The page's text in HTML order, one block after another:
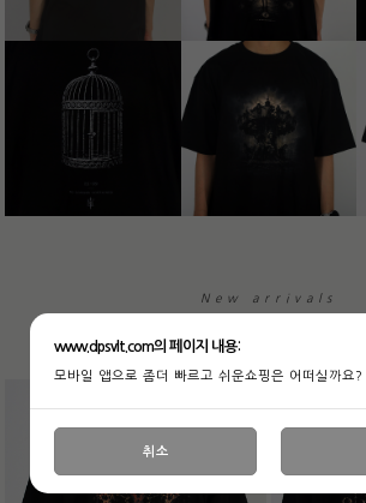
New arrivals
www.dpsvlt.com의 페이지 내용:
모바일 앱으로 좀더 빠르고 쉬운쇼핑은 어떠실까요?
취소